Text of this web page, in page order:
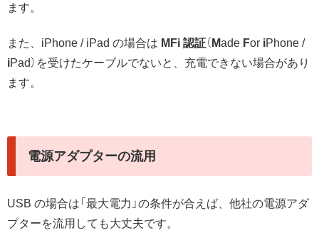
ます。
また、iPhone / iPad の場合は MFi 認証（ Made For iPhone /
iPad）を受けたケーブルでないと、充電できない場合があり
ます。
電源アダプターの流用
USB の場合は「最大電力」の条件が合えば、他社の電源アダ
プターを流用しても大丈夫です。